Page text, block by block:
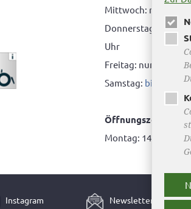
Mittwoch: nur nach
Donnerstag: 08.00
Uhr
Freitag: nur nach
Samstag: bitte hier
Öffnungszeiten
Montag: 14:00 bis
Instagram Newsletter